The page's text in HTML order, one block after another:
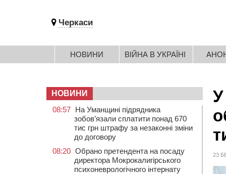
Черкаси
НОВИНИ ВІЙНА В УКРАЇНІ
У
23
НОВИНИ
08:57 На Уманщині підрядника
зобов’язали сплатити понад 670
тис грн штрафу за незаконні зміни
до договору
08:20 Обрано претендента на посаду
директора Мокрокалигірського
психоневрологічного інтернату